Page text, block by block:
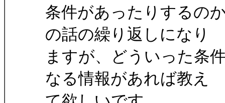
条件があったりするの
の話の繰り返しになり
ますが、どういった条
なる情報があれば教え